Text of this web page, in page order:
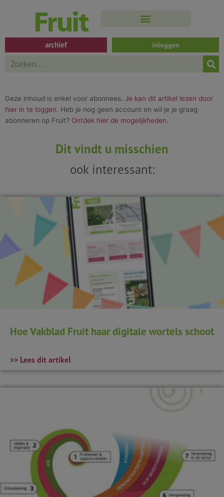
inhoud
archief inloggen
Search
Deze inhoud is enkel voor abonnees. Je kan dit artikel lezen door
hier in te loggen. Heb je nog geen account en wil je je graag
abonneren op Fruit? Ontdek hier de mogelijkheden.
Dit vindt u misschien
ook interessant:
Hoe Vakblad Fruit haar digitale wortels schoot
>> Lees dit artikel